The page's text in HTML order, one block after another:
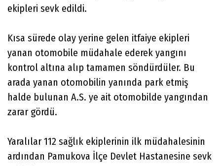
ekipleri sevk edildi.
Kısa sürede olay yerine gelen itfaiye ekipleri
yanan otomobile müdahale ederek yangını
kontrol altına alıp tamamen söndürdüler. Bu
arada yanan otomobilin yanında park etmiş
halde bulunan A.S. ye ait otomobilde yangından
zarar gördü.
Yaralılar 112 sağlık ekiplerinin ilk müdahalesinin
ardından Pamukova İlçe Devlet Hastanesine sevk